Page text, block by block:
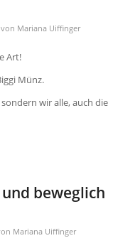
von Mariana Uiffinger
Art!
Münz.
wir alle, auch die
beweglich
Mariana Uiffinger